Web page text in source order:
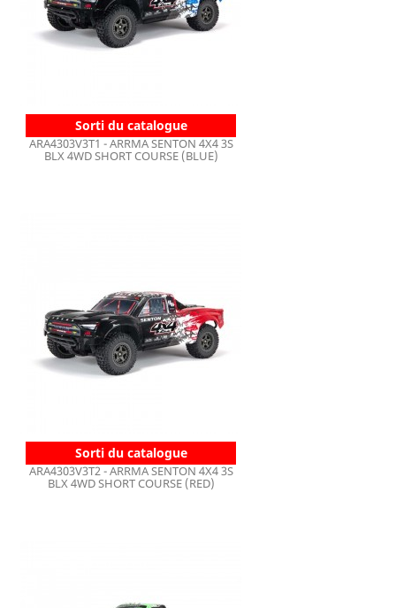
Sorti du catalogue
ARA4303V3T1 - ARRMA SENTON 4X4 3S
BLX 4WD SHORT COURSE (BLUE)
Sorti du catalogue
ARA4303V3T2 - ARRMA SENTON 4X4 3S
BLX 4WD SHORT COURSE (RED)